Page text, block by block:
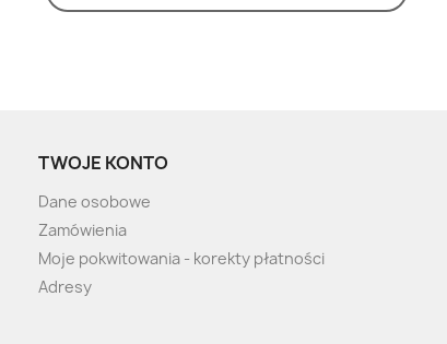
TWOJE KONTO
Dane osobowe
Zamówienia
Moje pokwitowania - korekty płatności
Adresy